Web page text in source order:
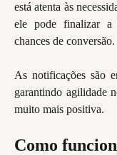
está atenta às
ele pode finalizar a
chances de conversão.
As notificações são
garantindo agilidade
muito mais positiva.
Como